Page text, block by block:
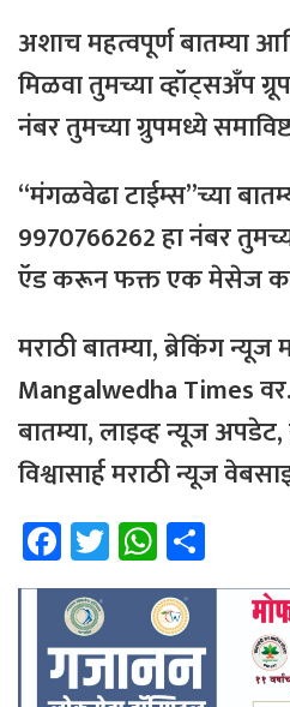
अशाच महत्वपूर्ण बातम्या
मिळवा तुमच्या व्हॉट्सअँप
नंबर तुमच्या ग्रुपमध्ये
“मंगळवेढा टाईम्स”च्या
9970766262 हा नंबर
ऍड करून फक्त एक मेसेज
मराठी बातम्या, ब्रेकिंग
Mangalwedha Times
बातम्या, लाइव्ह न्यूज
विश्वासार्ह मराठी न्यूज
Fa
ce
b
o
T
wi
er
W
h
at
sA
ar